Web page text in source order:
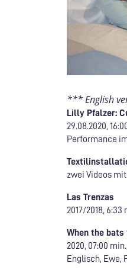
*** English
Lilly Pfalzer:
29.08.2020,
Performance
zwei Videos
Las Trenzas
2017/2018,
When the
2020, 07:00
Englisch, Ewe,